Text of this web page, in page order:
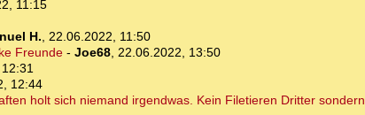
11:15
H., 22.06.2022, 11:50
Freunde- Joe68, 22.06.2022, 13:50
12:44
holt sich niemand irgendwas. Kein Filetieren Dritter